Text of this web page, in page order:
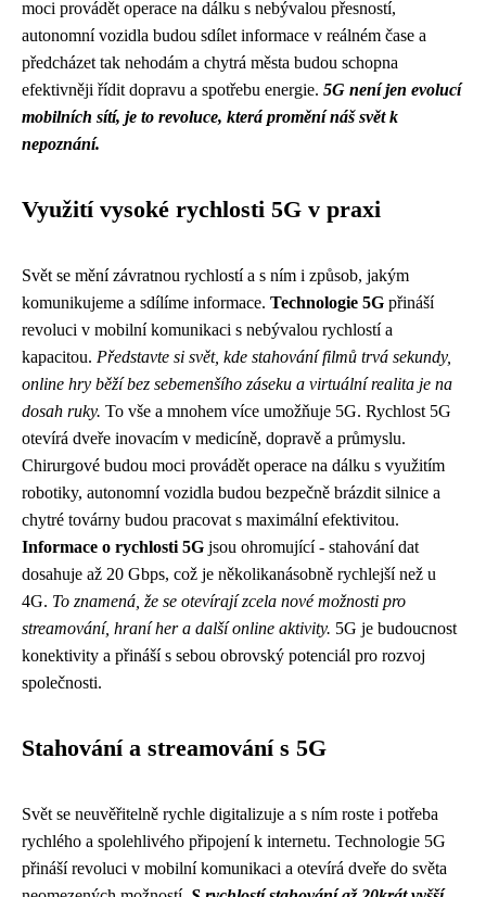
moci provádět operace na dálku s nebývalou přesností,
autonomní vozidla budou sdílet informace v reálném čase a
předcházet tak nehodám a chytrá města budou schopna
efektivněji řídit dopravu a spotřebu energie. 5G není jen evolucí
mobilních sítí, je to revoluce, která promění náš svět k
nepoznání.
Využití vysoké rychlosti 5G v praxi
Svět se mění závratnou rychlostí a s ním i způsob, jakým
komunikujeme a sdílíme informace. Technologie 5G přináší
revoluci v mobilní komunikaci s nebývalou rychlostí a
kapacitou. Představte si svět, kde stahování filmů trvá sekundy,
online hry běží bez sebemenšího záseku a virtuální realita je na
dosah ruky. To vše a mnohem více umožňuje 5G. Rychlost 5G
otevírá dveře inovacím v medicíně, dopravě a průmyslu.
Chirurgové budou moci provádět operace na dálku s využitím
robotiky, autonomní vozidla budou bezpečně brázdit silnice a
chytré továrny budou pracovat s maximální efektivitou.
Informace o rychlosti 5G jsou ohromující - stahování dat
dosahuje až 20 Gbps, což je několikanásobně rychlejší než u
4G. To znamená, že se otevírají zcela nové možnosti pro
streamování, hraní her a další online aktivity. 5G je budoucnost
konektivity a přináší s sebou obrovský potenciál pro rozvoj
společnosti.
Stahování a streamování s 5G
Svět se neuvěřitelně rychle digitalizuje a s ním roste i potřeba
rychlého a spolehlivého připojení k internetu. Technologie 5G
přináší revoluci v mobilní komunikaci a otevírá dveře do světa